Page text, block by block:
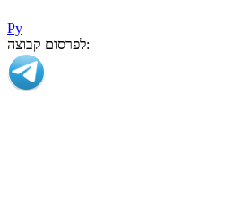
Ру
לפרסום קבוצה: